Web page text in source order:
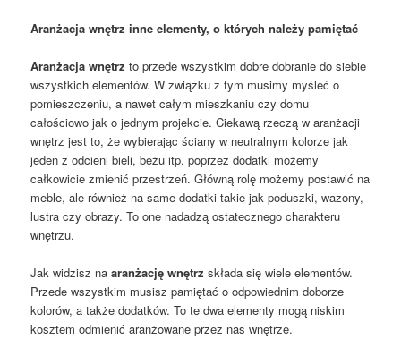
Aranżacja wnętrz inne elementy, o których należy pamiętać
Aranżacja wnętrz to przede wszystkim dobre dobranie do siebie
wszystkich elementów. W związku z tym musimy myśleć o
pomieszczeniu, a nawet całym mieszkaniu czy domu
całościowo jak o jednym projekcie. Ciekawą rzeczą w aranżacji
wnętrz jest to, że wybierając ściany w neutralnym kolorze jak
jeden z odcieni bieli, beżu itp. poprzez dodatki możemy
całkowicie zmienić przestrzeń. Główną rolę możemy postawić na
meble, ale również na same dodatki takie jak poduszki, wazony,
lustra czy obrazy. To one nadadzą ostatecznego charakteru
wnętrzu.
Jak widzisz naaranżację wnętrz składa się wiele elementów.
Przede wszystkim musisz pamiętać o odpowiednim doborze
kolorów, a także dodatków. To te dwa elementy mogą niskim
kosztem odmienić aranżowane przez nas wnętrze.